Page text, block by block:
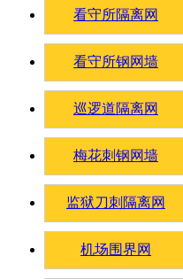
看守所隔离网
看守所钢网墙
巡逻道隔离网
梅花刺钢网墙
监狱刀刺隔离网
机场围界网